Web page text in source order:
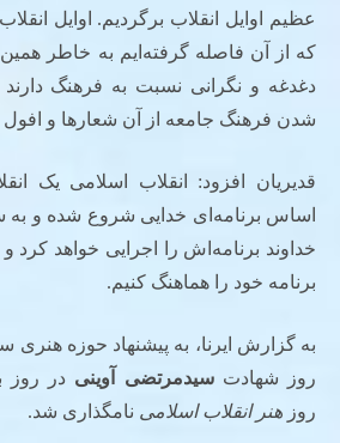
عظیم اوایل انقلاب برگردیم. اوایل
که از آن فاصله گرفته‌ایم به خاطر
دغدغه و نگرانی نسبت به فرهنگ
شدن فرهنگ جامعه از آن شعارها و
قدیریان افزود: انقلاب اسلامی یک
اساس برنامه‌ای خدایی شروع شده و به
خداوند برنامه‌اش را اجرایی خواهد کرد
برنامه خود را هماهنگ کنیم.
به گزارش ایرنا، به پیشنهاد حوزه هنری
روز شهادت سیدمرتضی آوینی
روز هنر انقلاب اسلامی نامگذاری شد.